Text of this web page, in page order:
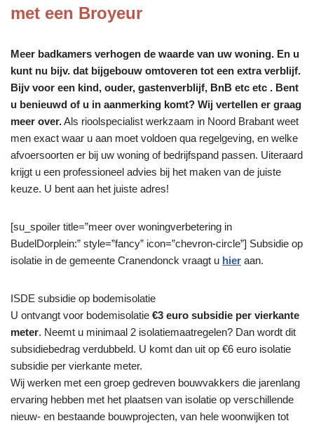
met een Broyeur
Meer badkamers verhogen de waarde van uw woning. En u
kunt nu bijv. dat bijgebouw omtoveren tot een extra verblijf.
Bijv voor een kind, ouder, gastenverblijf, BnB etc etc . Bent
u benieuwd of u in aanmerking komt? Wij vertellen er graag
meer over.Als rioolspecialist werkzaam in Noord Brabant weet
men exact waar u aan moet voldoen qua regelgeving, en welke
afvoersoorten er bij uw woning of bedrijfspand passen. Uiteraard
krijgt u een professioneel advies bij het maken van de juiste
keuze. U bent aan het juiste adres!
[su_spoiler title=”meer over woningverbetering in
BudelDorplein:” style=”fancy” icon=”chevron-circle”] Subsidie op
isolatie in de gemeente Cranendonck vraagt u hier aan.
ISDE subsidie op bodemisolatie
U ontvangt voor bodemisolatie €3 euro subsidie per vierkante
meter. Neemt u minimaal 2 isolatiemaatregelen? Dan wordt dit
subsidiebedrag verdubbeld. U komt dan uit op €6 euro isolatie
subsidie per vierkante meter.
Wij werken met een groep gedreven bouwvakkers die jarenlang
ervaring hebben met het plaatsen van isolatie op verschillende
nieuw- en bestaande bouwprojecten, van hele woonwijken tot